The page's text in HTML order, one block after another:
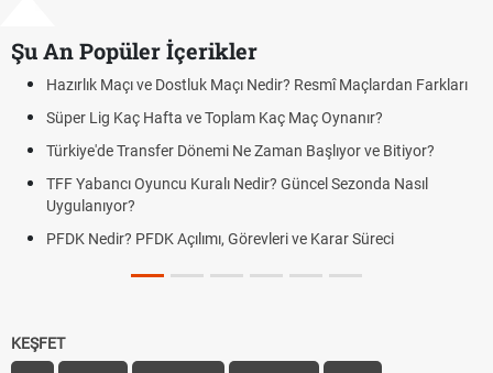
Şu An Popüler İçerikler
Hazırlık Maçı ve Dostluk Maçı Nedir? Resmî Maçlardan Farkları
Süper Lig Kaç Hafta ve Toplam Kaç Maç Oynanır?
Türkiye'de Transfer Dönemi Ne Zaman Başlıyor ve Bitiyor?
TFF Yabancı Oyuncu Kuralı Nedir? Güncel Sezonda Nasıl
Uygulanıyor?
PFDK Nedir? PFDK Açılımı, Görevleri ve Karar Süreci
KEŞFET